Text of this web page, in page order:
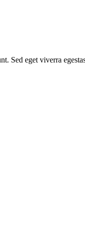
Sed eget viverra